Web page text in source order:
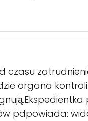
czasu
organa
pdpowiada: